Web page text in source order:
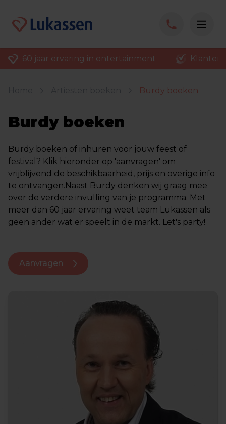
60 jaar ervaring in entertainment
Burdy boeken
Burdy boeken
Burdy boeken of inhuren voor jouw feest of
festival? Klik hieronder op 'aanvragen' om
vrijblijvend de beschikbaarheid, prijs en overige info
te ontvangen.Naast Burdy denken wij graag mee
over de verdere invulling van je programma. Met
meer dan 60 jaar ervaring weet team Lukassen als
geen ander wat er speelt in de markt. Let's party!
Aanvragen